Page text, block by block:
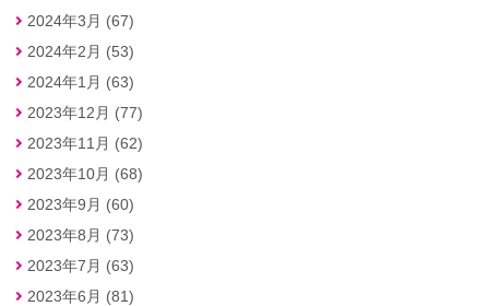
2024年3月 (67)
2024年2月 (53)
2024年1月 (63)
2023年12月 (77)
2023年11月 (62)
2023年10月 (68)
2023年9月 (60)
2023年8月 (73)
2023年7月 (63)
2023年6月 (81)